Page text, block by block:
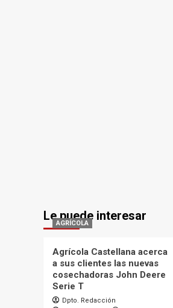
Le puede interesar
AGRÍCOLA
Agrícola Castellana acerca
a sus clientes las nuevas
cosechadoras John Deere
Serie T
Dpto. Redacción